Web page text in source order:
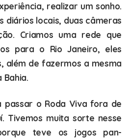
realizar um sonho.
diários locais, duas câmeras
Criamos uma rede que
para o Rio Janeiro, eles
além de fazermos a mesma
Bahia.
passar o Roda Viva fora de
Tivemos muita sorte nesse
teve os jogos pan-